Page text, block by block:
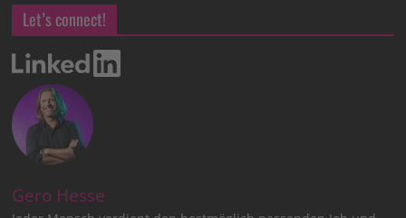
Let’s connect!
Gero Hesse